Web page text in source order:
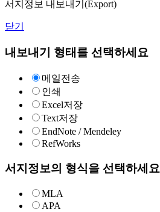
서지정보 내보내기(Export)
닫기
내보내기 형태를 선택하세요
메일전송
인쇄
Excel저장
Text저장
EndNote / Mendeley
RefWorks
서지정보의 형식을 선택하세요
MLA
APA